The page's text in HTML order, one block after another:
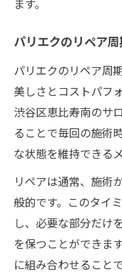
ます。
パリエクのリペア
パリエクのリペア周
美しさとコストパフ
渋谷区恵比寿南のサ
ることで毎回の施術
な状態を維持できる
リペアは通常、施術
般的です。このタイ
し、必要な部分だけ
を保つことができま
に組み合わせること